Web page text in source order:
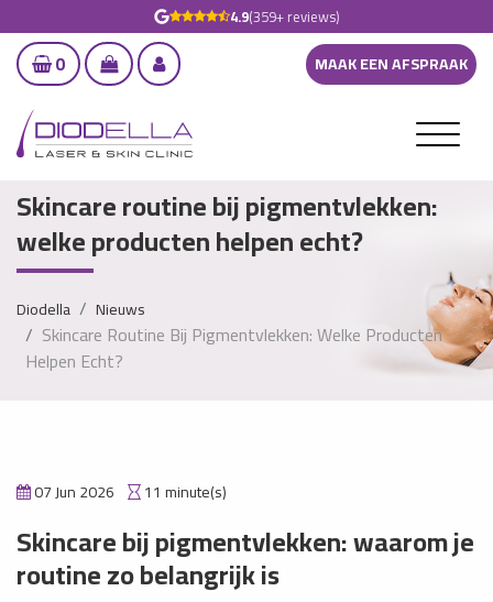
4.9(359+ reviews)
0 MAAK EEN AFSPRAAK
Skincare routine bij pigmentvlekken:
welke producten helpen echt?
Diodella Nieuws
Skincare Routine Bij Pigmentvlekken: Welke Producten
Helpen Echt?
07 Jun 2026 11 minute(s)
Skincare bij pigmentvlekken: waarom je
routine zo belangrijk is